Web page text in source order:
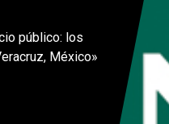
público: los
México»